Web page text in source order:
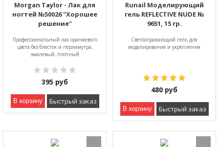
Morgan Taylor - Лак для
ногтей №50026 "Хорошее
решение"
Профессиональный лак оранжевого
цвета без блесток и перламутра,
эмалевый, плотный
395 руб
В корзину Быстрый заказ
Runail Моделирующий
гель REFLECTIVE NUDE №
9651, 15 гр.
Светоотражающий гель для
моделирования и укрепления
480 руб
В корзину Быстрый заказ